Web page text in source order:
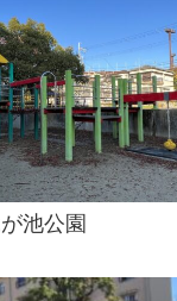
池公園